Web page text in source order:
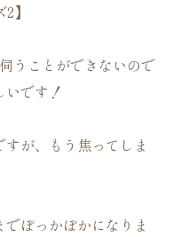
】
うことができないので
です！
が、もう焦ってしま
ぽっかぽかになりま